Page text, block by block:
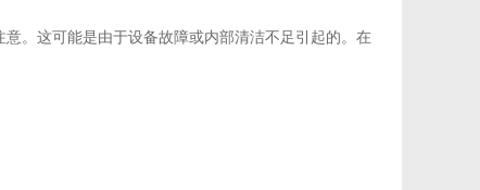
。这可能是由于设备故障或内部清洁不足引起的。在